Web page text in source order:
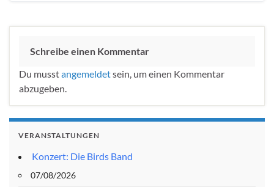
Schreibe einen Kommentar
Du musstangemeldetsein, um einen Kommentar
abzugeben.
VERANSTALTUNGEN
Konzert: Die Birds Band
07/08/2026